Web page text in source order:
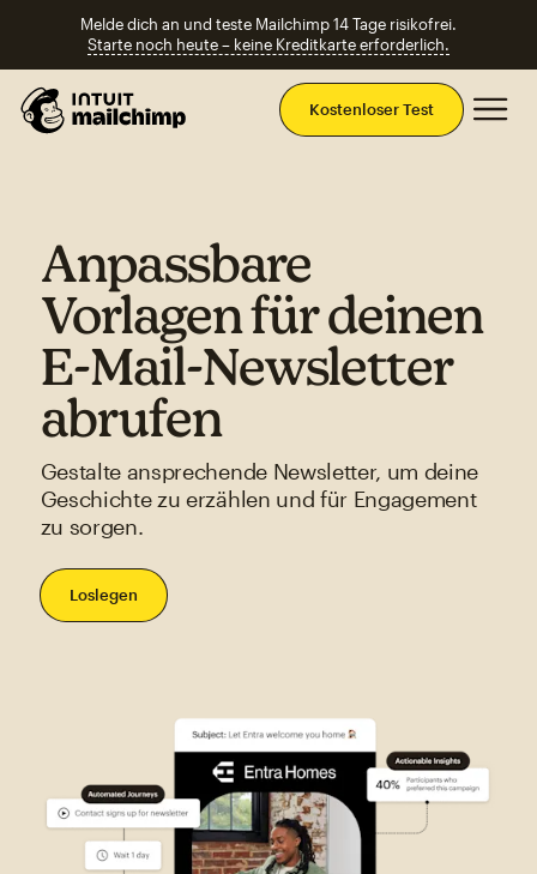
Melde dich an und teste Mailchimp 14 Tage risikofrei.
Starte noch heute – keine Kreditkarte erforderlich.
Kostenloser Test
Anpassbare
Vorlagen für deinen
E-Mail-Newsletter
abrufen
Gestalte ansprechende Newsletter, um deine
Geschichte zu erzählen und für Engagement
zu sorgen.
Loslegen